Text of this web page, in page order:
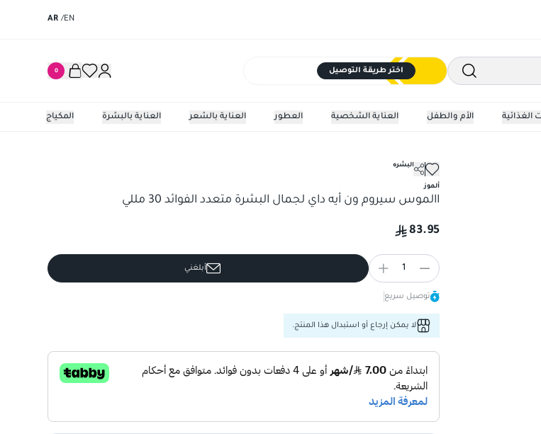
EN
/
AR
اختر طريقة التوصيل 0
المكياج العناية بالبشرة العناية بالشعر العطور العناية الشخصية الأم والطفل الغذائية
مرطبات البشره
ألموز
االموس سيروم ون أيه داي لجمال البشرة متعدد الفوائد 30 مللي
83.95
1 أبلغني
توصيل سريع
لا يمكن إرجاع أو استبدال هذا المنتج.